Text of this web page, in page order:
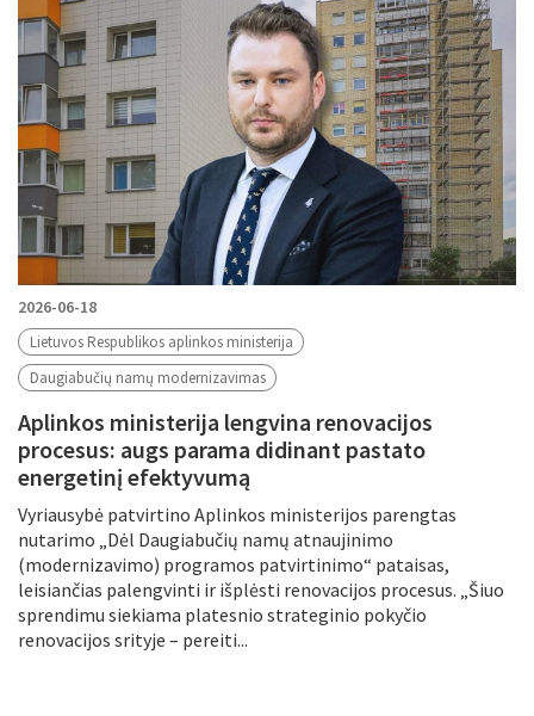
2026-06-18
Lietuvos Respublikos aplinkos ministerija
Daugiabučių namų modernizavimas
Aplinkos ministerija lengvina renovacijos
procesus: augs parama didinant pastato
energetinį efektyvumą
Vyriausybė patvirtino Aplinkos ministerijos parengtas
nutarimo „Dėl Daugiabučių namų atnaujinimo
(modernizavimo) programos patvirtinimo“ pataisas,
leisiančias palengvinti ir išplėsti renovacijos procesus. „Šiuo
sprendimu siekiama platesnio strateginio pokyčio
renovacijos srityje – pereiti...